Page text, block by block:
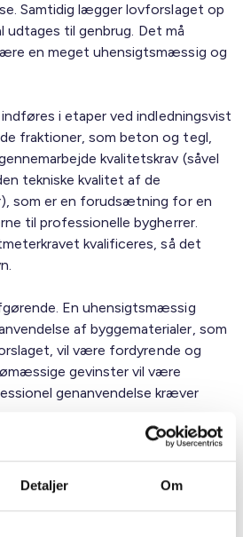
Detaljer Om
Samtidig lægger lovforslaget op
udtages til genbrug. Det må
en meget uhensigtsmæssig og
i etaper ved indledningsvist
fraktioner, som beton og tegl,
kvalitetskrav (såvel
tekniske kvalitet af de
som er en forudsætning for en
til professionelle bygherrer.
kvalificeres, så det
En uhensigtsmæssig
af byggematerialer, som
vil være fordyrende og
gevinster vil være
genanvendelse kræver
for en uddybning.